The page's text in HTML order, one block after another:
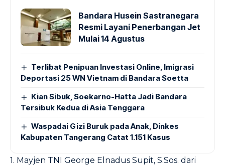
Bandara Husein Sastranegara
Resmi Layani Penerbangan Jet
Mulai 14 Agustus
Terlibat Penipuan Investasi Online, Imigrasi
Deportasi 25 WN Vietnam di Bandara Soetta
Kian Sibuk, Soekarno-Hatta Jadi Bandara
Tersibuk Kedua di Asia Tenggara
Waspadai Gizi Buruk pada Anak, Dinkes
Kabupaten Tangerang Catat 1.151 Kasus
1. Mayjen TNI George Elnadus Supit, S.Sos. dari